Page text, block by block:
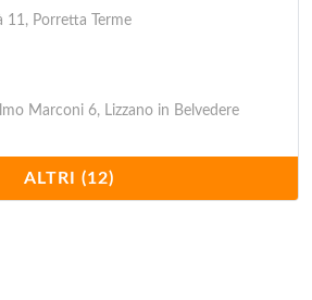
11, Porretta Terme
Marconi 6, Lizzano in Belvedere
Marconi
84, Bologna
ALTRI (12)